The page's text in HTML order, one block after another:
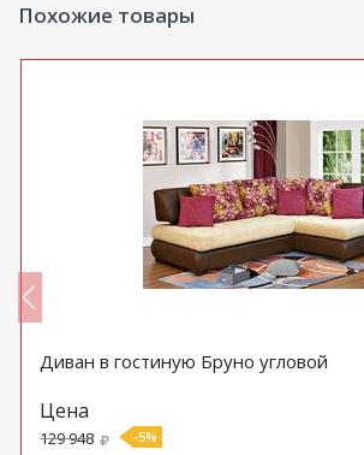
Похожие товары
Диван в гостиную Бруно угловой
Цена
129 948 -5%